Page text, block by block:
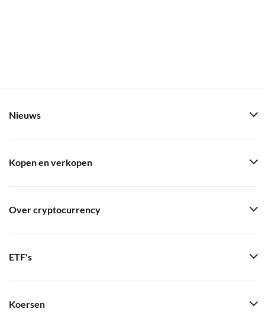
Nieuws
Kopen en verkopen
Over cryptocurrency
ETF's
Koersen